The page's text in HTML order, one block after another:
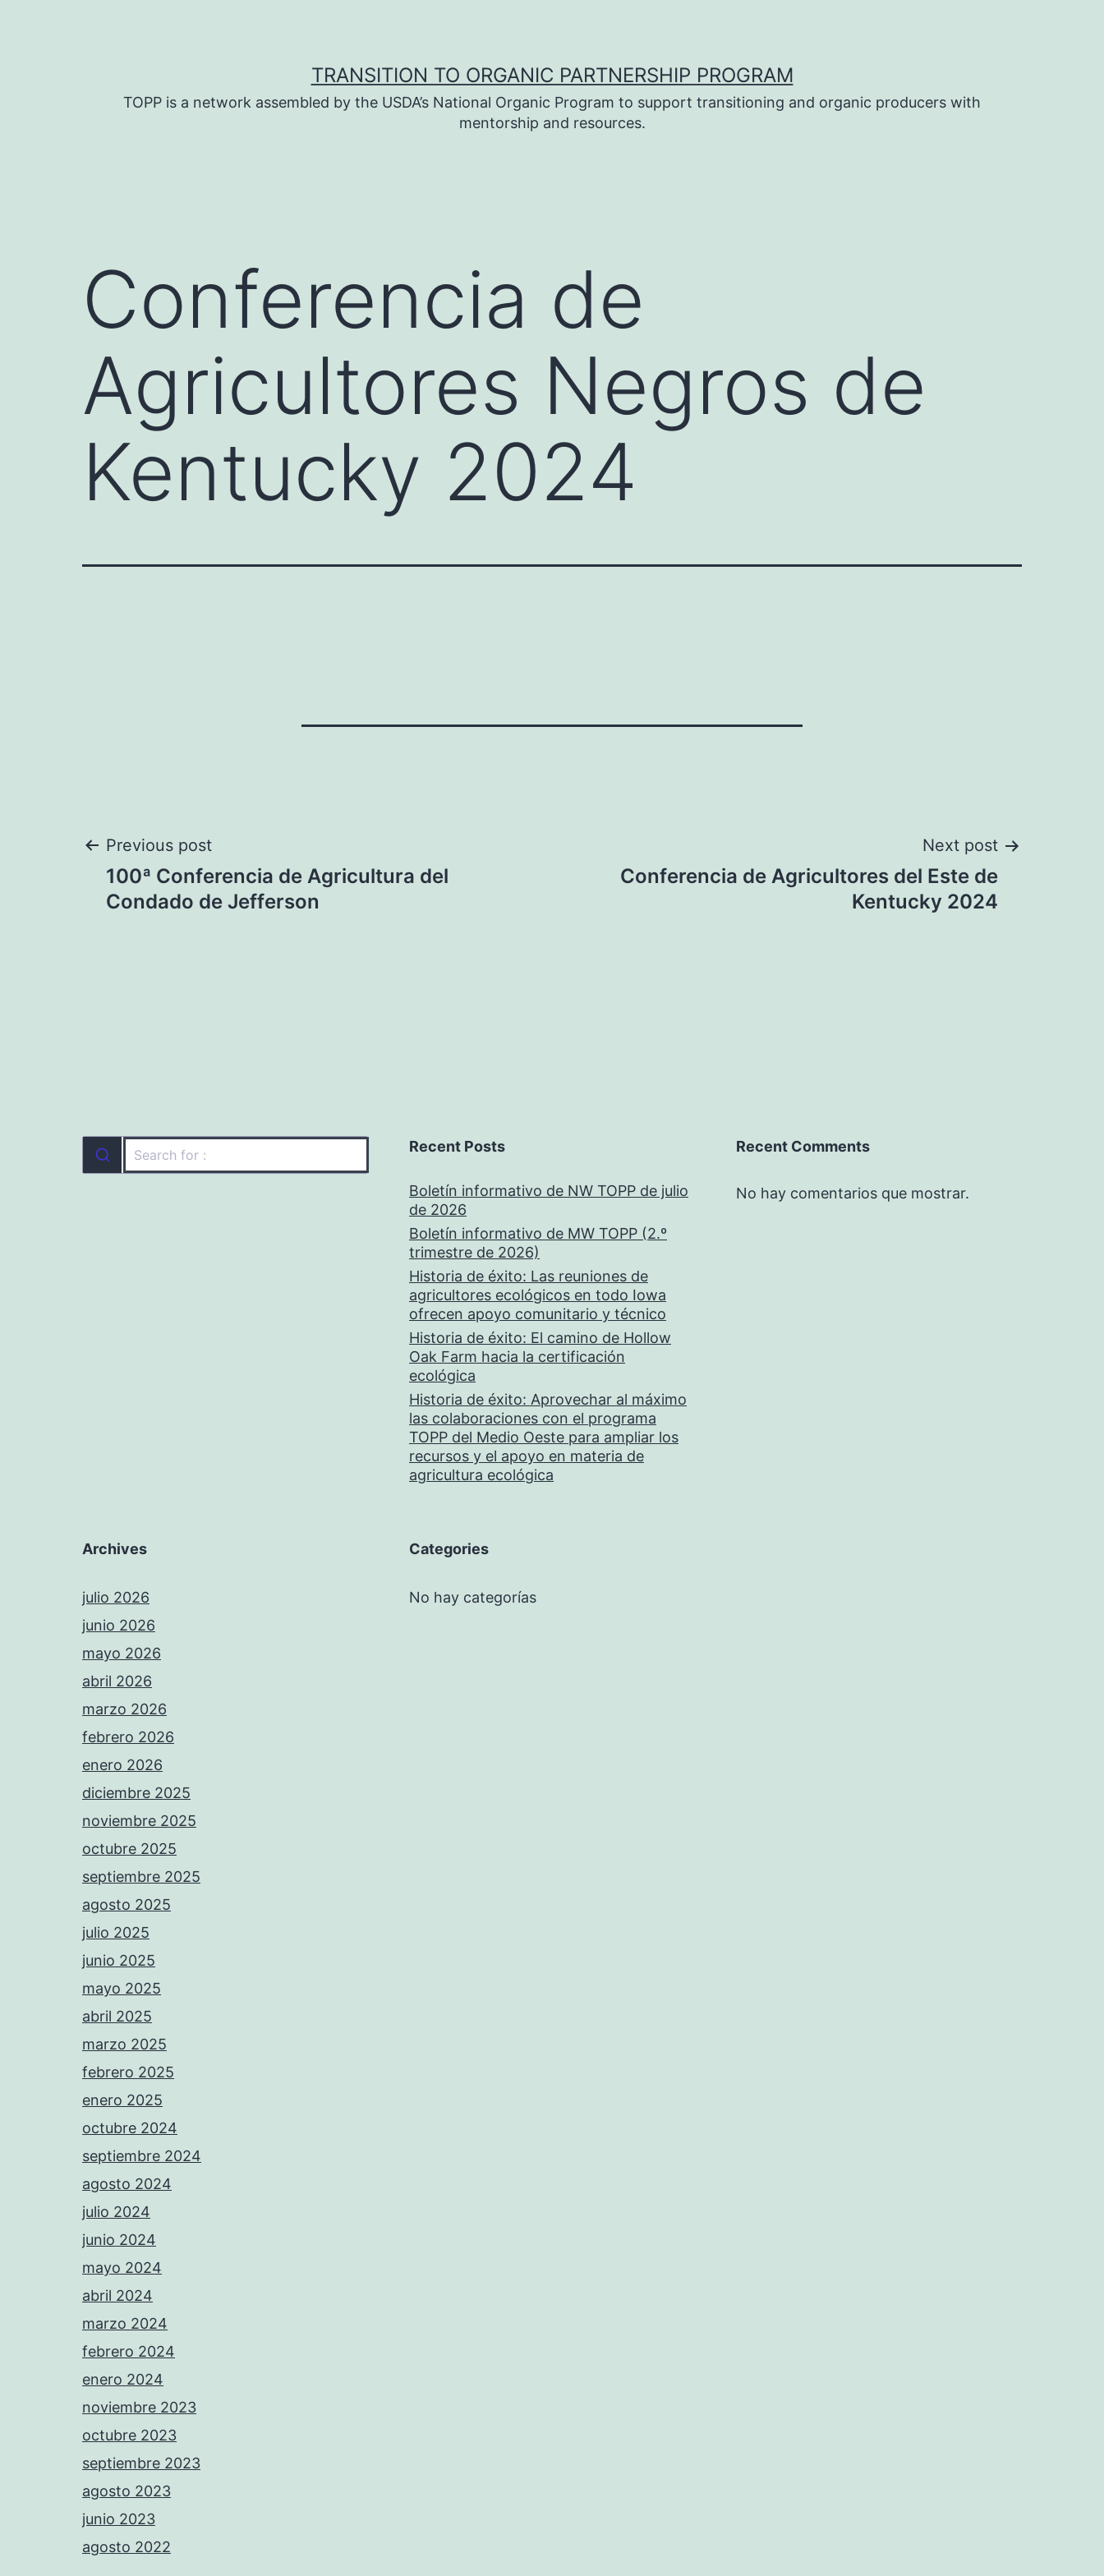
TRANSITION TO ORGANIC PARTNERSHIP PROGRAM
TOPP is a network assembled by the USDA’s National Organic Program to support transitioning and organic producers with
mentorship and resources.
Conferencia de
Agricultores Negros de
Kentucky 2024
Navegación
de
Previous post
100ª Conferencia de Agricultura del
Condado de Jefferson
Next post
Conferencia de Agricultores del Este de
Kentucky 2024
Recent Posts
Boletín informativo de NW TOPP de julio
de 2026
Boletín informativo de MW TOPP (2.º
trimestre de 2026)
Historia de éxito: Las reuniones de
agricultores ecológicos en todo Iowa
ofrecen apoyo comunitario y técnico
Historia de éxito: El camino de Hollow
Oak Farm hacia la certificación
ecológica
Historia de éxito: Aprovechar al máximo
las colaboraciones con el programa
TOPP del Medio Oeste para ampliar los
recursos y el apoyo en materia de
agricultura ecológica
Recent Comments
No hay comentarios que mostrar.
Archives
julio 2026
junio 2026
mayo 2026
abril 2026
marzo 2026
febrero 2026
enero 2026
diciembre 2025
noviembre 2025
octubre 2025
septiembre 2025
agosto 2025
julio 2025
junio 2025
mayo 2025
abril 2025
marzo 2025
febrero 2025
enero 2025
octubre 2024
septiembre 2024
agosto 2024
julio 2024
junio 2024
mayo 2024
abril 2024
marzo 2024
febrero 2024
enero 2024
noviembre 2023
octubre 2023
septiembre 2023
agosto 2023
junio 2023
agosto 2022
Categories
No hay categorías